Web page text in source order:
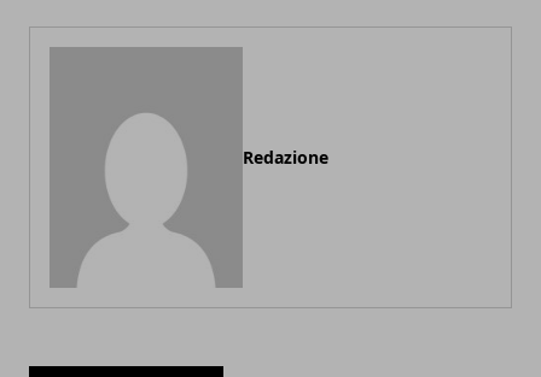
Redazione